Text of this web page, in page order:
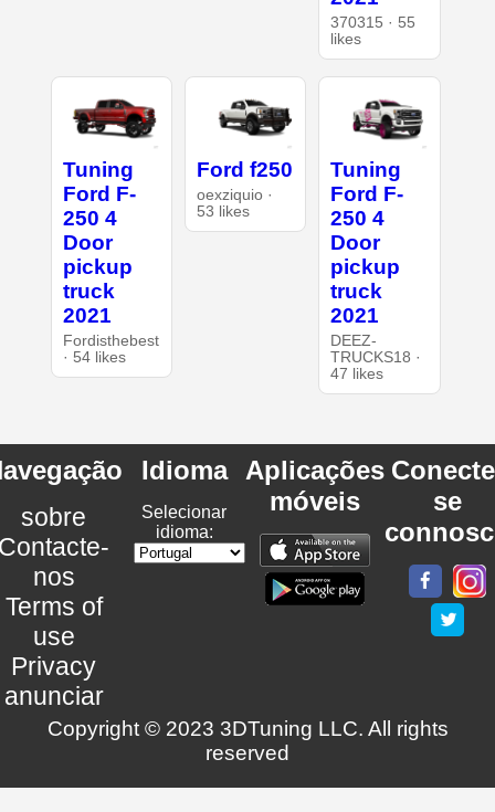
370315 · 55
likes
Tuning
Ford F-
250 4
Door
pickup
truck
2021
Fordisthebest
· 54 likes
Ford f250
oexziquio ·
53 likes
Tuning
Ford F-
250 4
Door
pickup
truck
2021
DEEZ-
TRUCKS18 ·
47 likes
sobre
nos
Terms of
use
Privacy
anunciar
Idioma
Selecionar
idioma:
Aplicações
móveis
se
Copyright © 2023 3DTuning LLC. All rights
reserved